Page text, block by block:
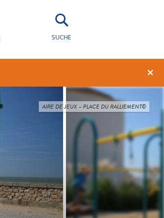
SUCHE
×
AIRE DE JEUX – PLACE DU RALLIEMENT©